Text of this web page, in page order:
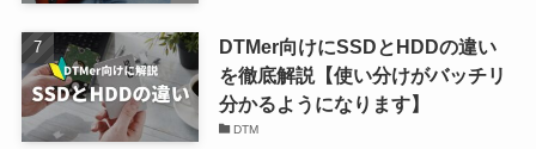
DTMer向けにSSDとHDDの違い
を徹底解説【使い分けがバッチリ
分かるようになります】
DTM